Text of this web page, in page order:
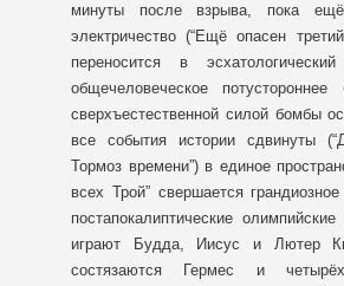
минуты после взрыва, пока
электричество (“Ещё опасен
переносится в
общечеловеческое
сверхъестественной силой бомбы
все события истории сдвинуты
Тормоз времени”) в единое
всех Трой” свершается
постапокалиптические
играют Будда, Иисус и Лютер
состязаются Гермес и